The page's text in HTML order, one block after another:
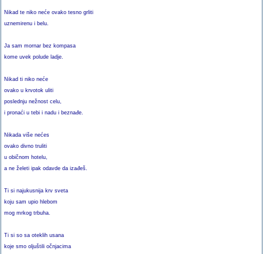
Nikad te niko neće ovako tesno grliti
uznemirenu i belu.
Ja sam mornar bez kompasa
kome uvek polude ladje.
Nikad ti niko neće
ovako u krvotok uliti
poslednju nežnost celu,
i pronaći u tebi i nadu i beznađe.
Nikada više nećes
ovako divno truliti
u običnom hotelu,
a ne želeti ipak odavde da izađeš.
Ti si najukusnija krv sveta
koju sam upio hlebom
mog mrkog trbuha.
Ti si so sa oteklih usana
koje smo oljuštili očnjacima